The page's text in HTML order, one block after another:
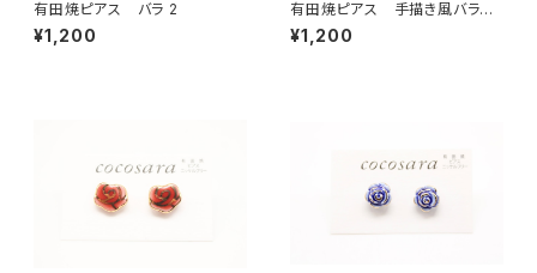
有田焼ピアス バラ 2
¥1,200
有田焼ピアス 手描き風バラ
青
¥1,200